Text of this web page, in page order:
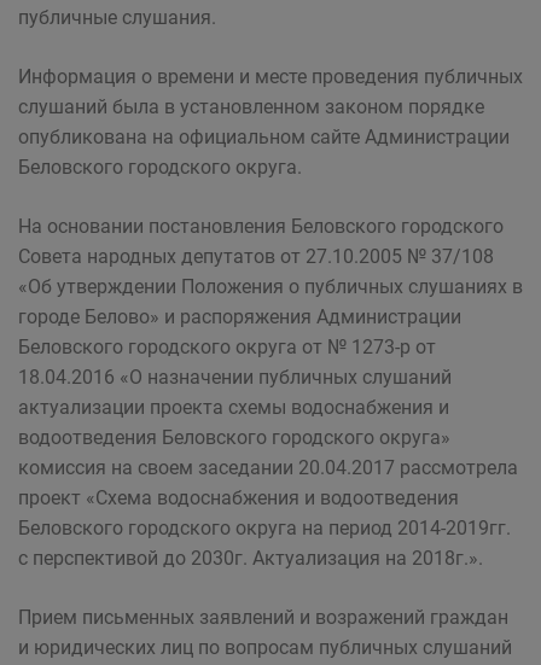
публичные слушания.
Информация о времени и месте проведения публичных
слушаний была в установленном законом порядке
опубликована на официальном сайте Администрации
Беловского городского округа.
На основании постановления Беловского городского
Совета народных депутатов от 27.10.2005 № 37/108
«Об утверждении Положения о публичных слушаниях в
городе Белово» и распоряжения Администрации
Беловского городского округа от № 1273-р от
18.04.2016 «О назначении публичных слушаний
актуализации проекта схемы водоснабжения и
водоотведения Беловского городского округа»
комиссия на своем заседании 20.04.2017 рассмотрела
проект «Схема водоснабжения и водоотведения
Беловского городского округа на период 2014-2019гг.
с перспективой до 2030г. Актуализация на 2018г.».
Прием письменных заявлений и возражений граждан
и юридических лиц по вопросам публичных слушаний